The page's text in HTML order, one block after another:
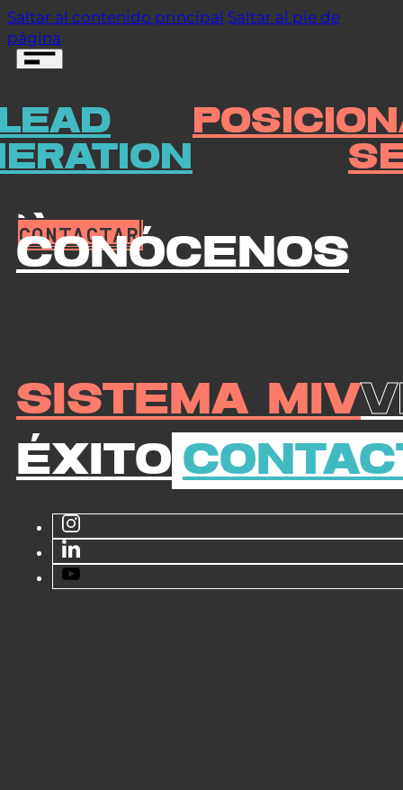
Saltar al contenido principal Saltar al pie de
página
CONTACTAR
CONTACTAR
Conócenos
Sistema MIV
Éxito